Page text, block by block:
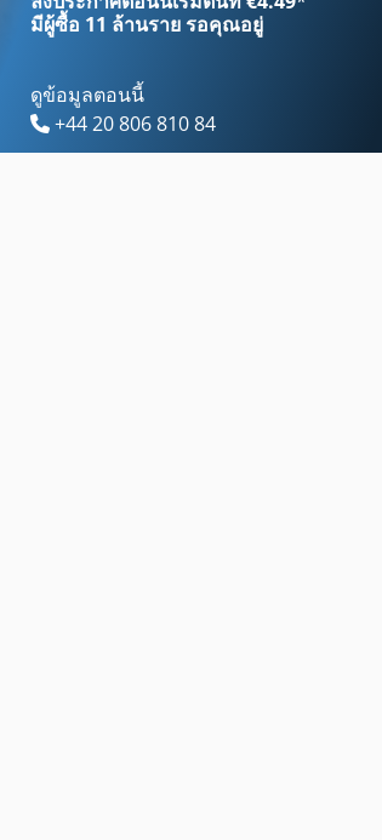
มีผู้ซื้อ 11 ล้านราย รอคุณอยู่
ดูข้อมูลตอนนี้
+44 20 806 810 84